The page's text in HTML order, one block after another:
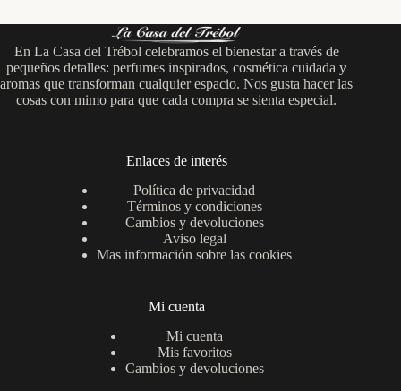
En La Casa del Trébol celebramos el bienestar a través de
pequeños detalles: perfumes inspirados, cosmética cuidada y
aromas que transforman cualquier espacio. Nos gusta hacer las
cosas con mimo para que cada compra se sienta especial.
Enlaces de interés
Política de privacidad
Términos y condiciones
Cambios y devoluciones
Aviso legal
Mas información sobre las cookies
Mi cuenta
Mi cuenta
Mis favoritos
Cambios y devoluciones